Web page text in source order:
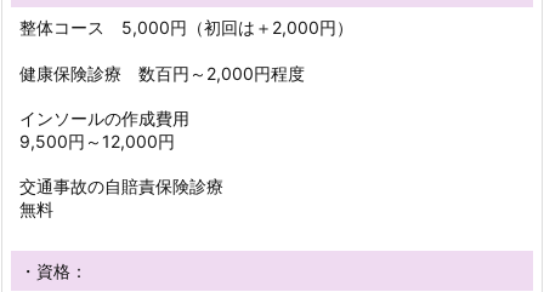
整体コース 5,000円（初回は＋2,000円）
健康保険診療 数百円～2,000円程度
インソールの作成費用
9,500円～12,000円
交通事故の自賠責保険診療
無料
・資格：